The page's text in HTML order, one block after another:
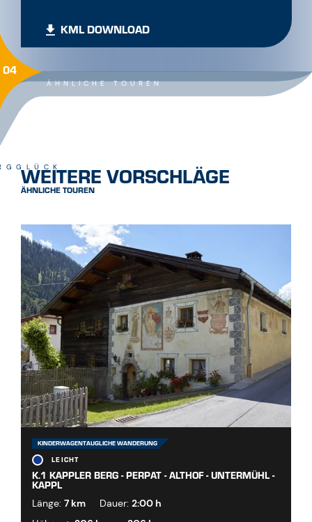
KML DOWNLOAD
ÄHNLICHE TOUREN
04
WEITERE VORSCHLÄGE
ÄHNLICHE TOUREN
KINDERWAGENTAUGLICHE WANDERUNG
LEICHT
K.1 KAPPLER BERG - PERPAT - ALTHOF - UNTERMÜHL -
KAPPL
Länge: 7 km Dauer: 2:00 h